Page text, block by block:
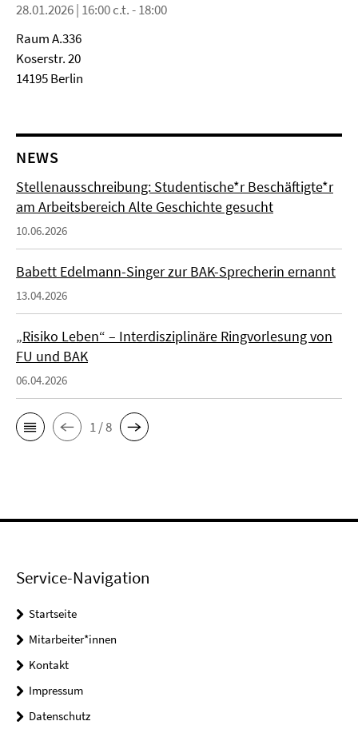
28.01.2026 | 16:00 c.t. - 18:00
Raum A.336
Koserstr. 20
14195 Berlin
NEWS
Stellenausschreibung: Studentische*r Beschäftigte*r
am Arbeitsbereich Alte Geschichte gesucht
10.06.2026
Babett Edelmann-Singer zur BAK-Sprecherin ernannt
13.04.2026
„Risiko Leben“ – Interdisziplinäre Ringvorlesung von
FU und BAK
06.04.2026
1 / 8
Service-Navigation
Startseite
Mitarbeiter*innen
Kontakt
Impressum
Datenschutz